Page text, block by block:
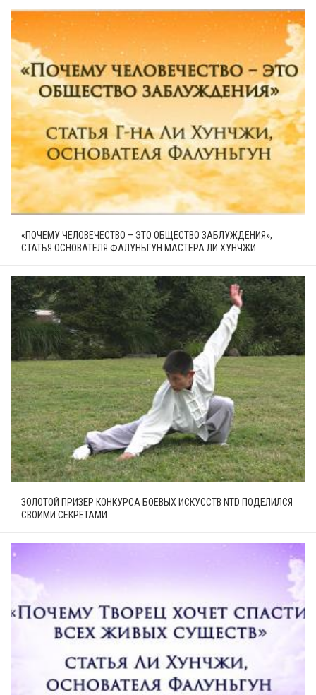
«ПОЧЕМУ ЧЕЛОВЕЧЕСТВО – ЭТО ОБЩЕСТВО ЗАБЛУЖДЕНИЯ»,
СТАТЬЯ ОСНОВАТЕЛЯ ФАЛУНЬГУН МАСТЕРА ЛИ ХУНЧЖИ
ЗОЛОТОЙ ПРИЗЁР КОНКУРСА БОЕВЫХ ИСКУССТВ NTD ПОДЕЛИЛСЯ
СВОИМИ СЕКРЕТАМИ